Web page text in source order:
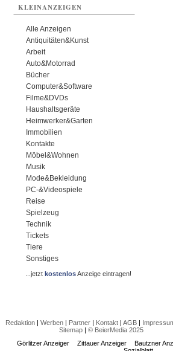
KLEINANZEIGEN
Alle Anzeigen
Antiquitäten&Kunst
Arbeit
Auto&Motorrad
Bücher
Computer&Software
Filme&DVDs
Haushaltsgeräte
Heimwerker&Garten
Immobilien
Kontakte
Möbel&Wohnen
Musik
Mode&Bekleidung
PC-&Videospiele
Reise
Spielzeug
Technik
Tickets
Tiere
Sonstiges
...jetztkostenlosAnzeige eintragen!
Redaktion| Werben| Partner| Kontakt| AGB|
Sitemap| © BeierMedia 2025
Görlitzer Anzeiger
Zittauer Anzeiger Bautzner